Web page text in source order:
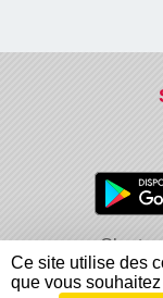
Charte
Informations
Ce site utilise des
que vous